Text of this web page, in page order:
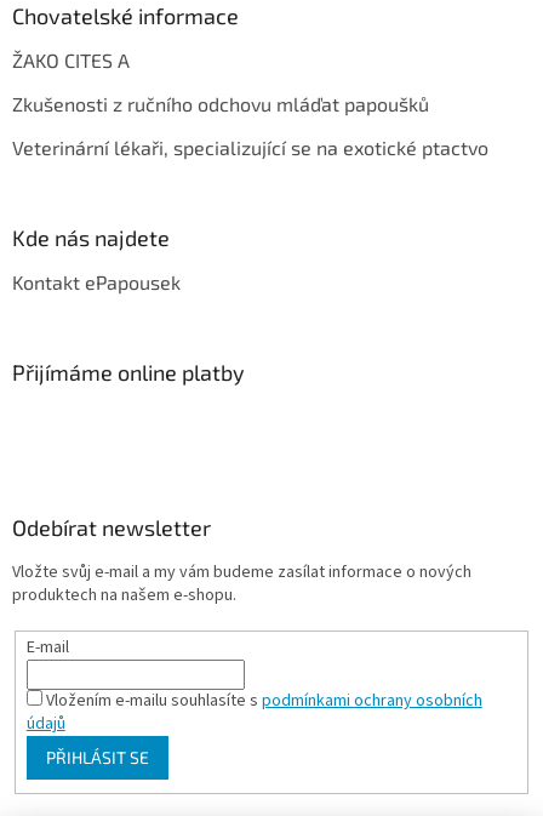
Chovatelské informace
ŽAKO CITES A
Zkušenosti z ručního odchovu mláďat papoušků
Veterinární lékaři, specializující se na exotické ptactvo
Kde nás najdete
Kontakt ePapousek
Přijímáme online platby
Odebírat newsletter
Vložte svůj e-mail a my vám budeme zasílat informace o nových
produktech na našem e-shopu.
E-mail
Vložením e-mailu souhlasíte s podmínkami ochrany osobních
údajů
PŘIHLÁSIT SE